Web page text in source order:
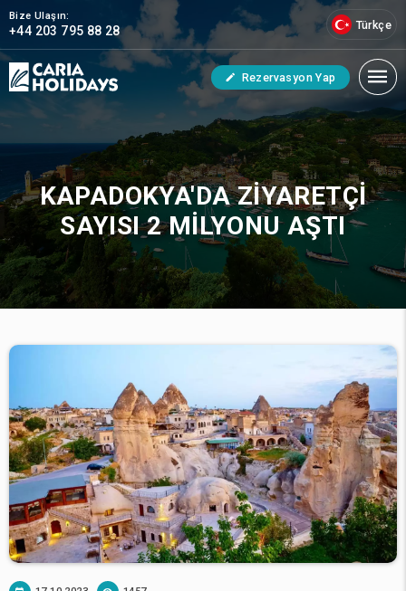
Bize Ulaşın:
+44 203 795 88 28 Türkçe
Rezervasyon Yap
KAPADOKYA'DA ZIYARETÇI
SAYISI 2 MILYONU AŞTI